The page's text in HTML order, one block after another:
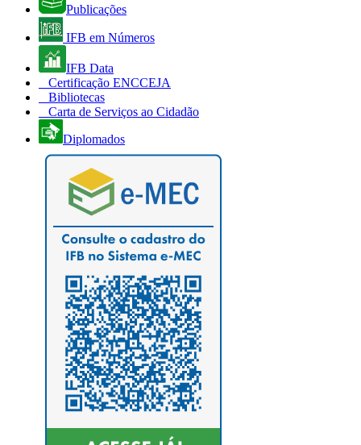
Publicações
IFB em Números
IFB Data
Certificação ENCCEJA
Bibliotecas
Carta de Serviços ao Cidadão
Diplomados